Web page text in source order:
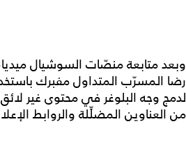
وبعد متابعة منصّات السوشيال
رضا المسرّب المتداول مفبرك
لدمج وجه البلوغر في محتوى غير
من العناوين المضلِّلة والروابط